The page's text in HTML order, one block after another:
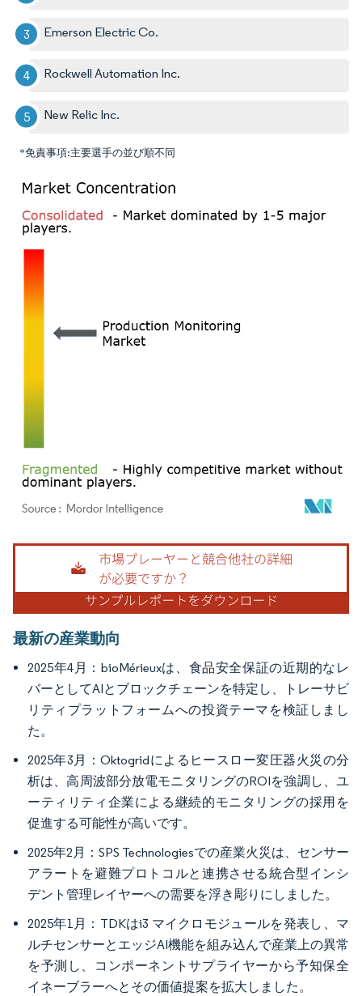
Emerson Electric Co.
Rockwell Automation Inc.
New Relic Inc.
*免責事項:主要選手の並び順不同
画像 © Mordor Intelligence。再利用にはCC BY 4.0の表示が必要です。
最新の産業動向
2025年4月：bioMérieuxは、食品安全保証の近期的なレ
バーとしてAIとブロックチェーンを特定し、トレーサビ
リティプラットフォームへの投資テーマを検証しまし
た。
2025年3月：Oktogridによるヒースロー変圧器火災の分
析は、高周波部分放電モニタリングのROIを強調し、ユ
ーティリティ企業による継続的モニタリングの採用を
促進する可能性が高いです。
2025年2月：SPS Technologiesでの産業火災は、センサー
アラートを避難プロトコルと連携させる統合型インシ
デント管理レイヤーへの需要を浮き彫りにしました。
2025年1月：TDKはi3 マイクロモジュールを発表し、マ
ルチセンサーとエッジAI機能を組み込んで産業上の異常
を予測し、コンポーネントサプライヤーから予知保全
イネーブラーへとその価値提案を拡大しました。